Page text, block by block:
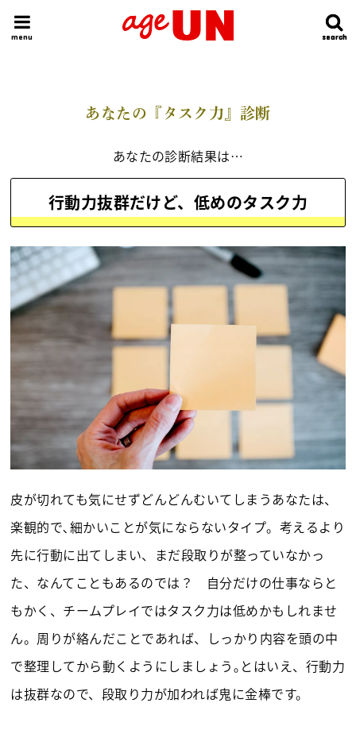
search
search
menu
HOME 今日の運勢ランキング 明日の運勢ランキング 今週の運勢
あなたの『タスク力』診断
あなたの診断結果は…
行動力抜群だけど、低めのタスク力
皮が切れても気にせずどんどんむいてしまうあなたは、
楽観的で､細かいことが気にならないタイプ。考えるより
先に行動に出てしまい、まだ段取りが整っていなかっ
た、なんてこともあるのでは？ 自分だけの仕事ならと
もかく、チームプレイではタスク力は低めかもしれませ
ん。周りが絡んだことであれば、しっかり内容を頭の中
で整理してから動くようにしましょう｡とはいえ、行動力
は抜群なので、段取り力が加われば鬼に金棒です。